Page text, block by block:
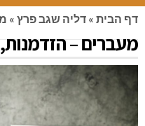
דף הבית » דליה שגב פרץ »
מעברים –